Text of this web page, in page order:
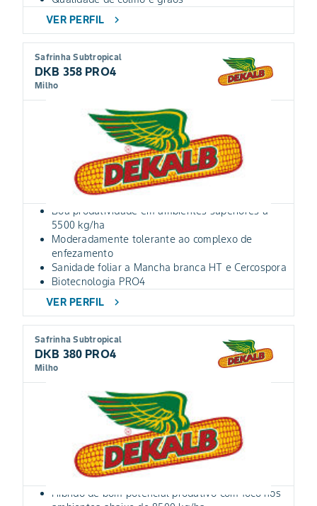
VER PERFIL
chevron_right
Safrinha Subtropical
DKB 358 PRO4
Milho
Boa produtividade em ambientes superiores a
5500 kg/ha
Moderadamente tolerante ao complexo de
enfezamento
Sanidade foliar a Mancha branca HT e Cercospora
Biotecnologia PRO4
VER PERFIL
chevron_right
Safrinha Subtropical
DKB 380 PRO4
Milho
Híbrido de bom potencial produtivo com foco nos